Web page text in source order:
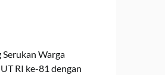
Warga
RI ke-81 dengan